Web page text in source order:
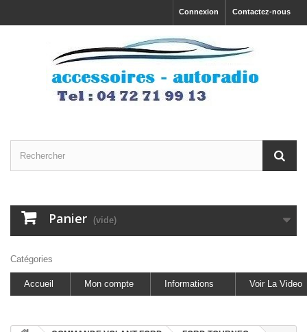
Contactez-nous
Connexion
Panier (vide)
Catégories
Accueil Mon compte Informations Voir La Video